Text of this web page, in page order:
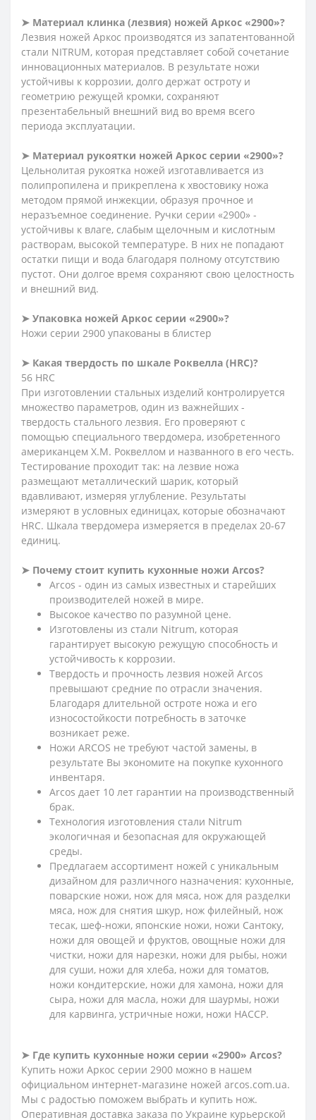
➤ Материал клинка (лезвия) ножей Аркос «2900»?
Лезвия ножей Аркос производятся из запатентованной
стали NITRUM, которая представляет собой сочетание
инновационных материалов. В результате ножи
устойчивы к коррозии, долго держат остроту и
геометрию режущей кромки, сохраняют
презентабельный внешний вид во время всего
периода эксплуатации.
➤ Материал рукоятки ножей Аркос серии «2900»?
Цельнолитая рукоятка ножей изготавливается из
полипропилена и прикреплена к хвостовику ножа
методом прямой инжекции, образуя прочное и
неразъемное соединение. Ручки серии «2900» -
устойчивы к влаге, слабым щелочным и кислотным
растворам, высокой температуре. В них не попадают
остатки пищи и вода благодаря полному отсутствию
пустот. Они долгое время сохраняют свою целостность
и внешний вид.
➤ Упаковка ножей Аркос серии «2900»?
Ножи серии 2900 упакованы в блистер
➤ Какая твердость по шкале Роквелла (HRC)?
56 HRC
При изготовлении стальных изделий контролируется
множество параметров, один из важнейших -
твердость стального лезвия. Его проверяют с
помощью специального твердомера, изобретенного
американцем Х.М. Роквеллом и названного в его честь.
Тестирование проходит так: на лезвие ножа
размещают металлический шарик, который
вдавливают, измеряя углубление. Результаты
измеряют в условных единицах, которые обозначают
HRC. Шкала твердомера измеряется в пределах 20-67
единиц.
➤ Почему стоит купить кухонные ножи Arcos?
Arcos - один из самых известных и старейших
производителей ножей в мире.
Высокое качество по разумной цене.
Изготовлены из стали Nitrum, которая
гарантирует высокую режущую способность и
устойчивость к коррозии.
Твердость и прочность лезвия ножей Arcos
превышают средние по отрасли значения.
Благодаря длительной остроте ножа и его
износостойкости потребность в заточке
возникает реже.
Ножи ARCOS не требуют частой замены, в
результате Вы экономите на покупке кухонного
инвентаря.
Arcos дает 10 лет гарантии на производственный
брак.
Технология изготовления стали Nitrum
экологичная и безопасная для окружающей
среды.
Предлагаем ассортимент ножей с уникальным
дизайном для различного назначения: кухонные,
поварские ножи, нож для мяса, нож для разделки
мяса, нож для снятия шкур, нож филейный, нож
тесак, шеф-ножи, японские ножи, ножи Сантоку,
ножи для овощей и фруктов, овощные ножи для
чистки, ножи для нарезки, ножи для рыбы, ножи
для суши, ножи для хлеба, ножи для томатов,
ножи кондитерские, ножи для хамона, ножи для
сыра, ножи для масла, ножи для шаурмы, ножи
для карвинга, устричные ножи, ножи HACCP.
➤ Где купить кухонные ножи серии «2900» Arcos?
Купить ножи Аркос серии 2900 можно в нашем
официальном интернет-магазине ножей arcos.com.ua.
Мы с радостью поможем выбрать и купить нож.
Оперативная доставка заказа по Украине курьерской